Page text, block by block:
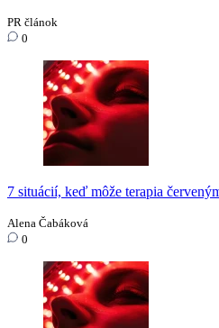
PR článok
0
7 situácií, keď môže terapia
Alena Čabáková
0